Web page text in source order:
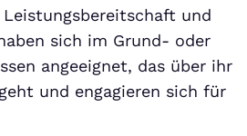
und
sich im Grund- oder
angeeignet, das über ihr
und engagieren sich für